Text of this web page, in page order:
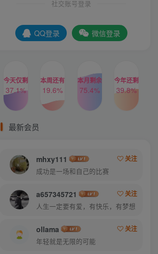
社交账号登录
QQ登录 微信登录
今天仅剩
37.1%
本周还有
19.6%
本月剩余
75.4%
今年还剩
39.8%
最新会员
mhxy111
关注
成功是一场和自己的比赛
a657345721
关注
人生一定要有爱，有快乐，有梦想
ollama
关注
年轻就是无限的可能